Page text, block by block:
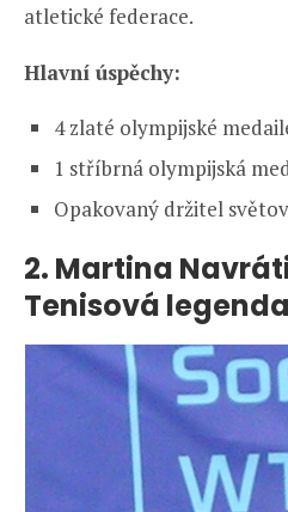
atletické federace.
Hlavní úspěchy:
4 zlaté olympijské
1 stříbrná olympijská
Opakovaný držitel
2. Martina
Tenisová legenda